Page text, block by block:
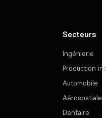
Secteurs
Ingénierie
Production
Automobile
Aérospatiale
Dentaire